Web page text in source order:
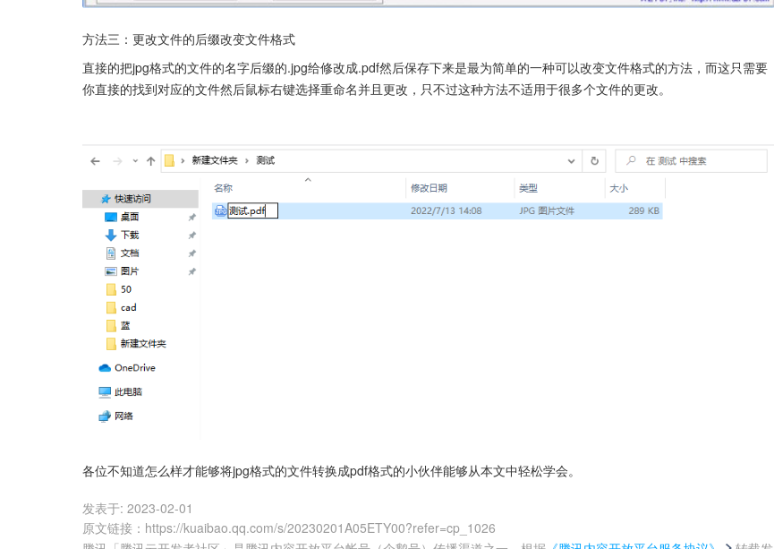
方法三：更改文件的后缀改变文件格式
直接的把jpg格式的文件的名字后缀的.jpg给修改成.pdf然后保存下来是最为简单的一种可以改变文件格式的方法，而这只需要
你直接的找到对应的文件然后鼠标右键选择重命名并且更改，只不过这种方法不适用于很多个文件的更改。
各位不知道怎么样才能够将jpg格式的文件转换成pdf格式的小伙伴能够从本文中轻松学会。
发表于: 2023-02-01
原文链接 ： https://kuaibao.qq.com/s/20230201A05ETY00?refer=cp_1026